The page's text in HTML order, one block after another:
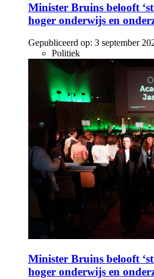
Minister Bruins belooft
hoger onderwijs en
Gepubliceerd op: 3 september
Politiek
Minister Bruins belooft
hoger onderwijs en